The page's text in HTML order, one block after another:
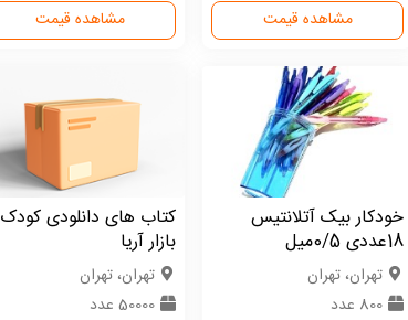
مشاهده قیمت مشاهده قیمت
خودکار بیک آتلانتیس
18عددی 0/5میل
تهران، تهران
800 عدد
کتاب های دانلودی کودک
بازار آریا
تهران، تهران
50000 عدد